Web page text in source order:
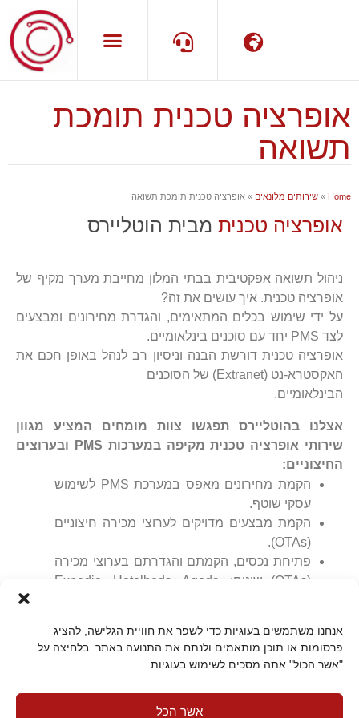
אנחנו משתמשים בעוגיות כדי לשפר את חוויית הגלישה, להציג
פרסומות או תוכן מותאמים ולנתח את התנועה באתר. בלחיצה על
"אשר הכול" אתה מסכים לשימוש בעוגיות.
אשר הכל
שפה תמיכה
אופרציה טכנית תומכת
תשואה
Home
» שירותים מלונאים » אופרציה טכנית תומכת תשואה
אופרציה טכנית מבית הוטליירס
ניהול תשואה אפקטיבית בבתי המלון מחייבת מערך מקיף של
אופרציה טכנית. איך עושים את זה?
על ידי שימוש בכלים המתאימים, והגדרת מחירונים ומבצעים
לצד PMS יחד עם סוכנים בינלאומיים.
אופרציה טכנית דורשת הבנה וניסיון רב לנהל באופן חכם את
האקסטרא-נט (Extranet) של הסוכנים
הבינלאומיים.
אצלנו בהוטליירס תפגשו צוות מומחים המציע מגוון
שירותי אופרציה טכנית מקיפה במערכות
ובערוצים
החיצוניים:
הקמת מחירונים מאפס במערכת PMS לשימוש
עסקי שוטף.
הקמת מבצעים מדויקים לערוצי מכירה חיצוניים
(OTAs).
פתיחת נכסים, הקמתם והגדרתם בערוצי מכירה
(OTAs) שונים: Expedia, Hotelbeds, Agoda,
חיצוניים (OTAs).
תחזוקה שוטפת של מחירוני YIELD.
ציפייה והשפעה על התנהגות צרכנית כדי להגדיל
רווחים ממשאב קבוע ומוגבל בזמן במערכת